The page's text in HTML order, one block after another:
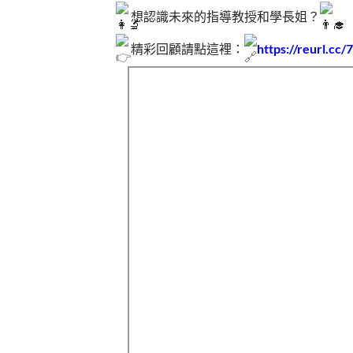
想認識未來的指導教授和學長姐？
精彩回顧請點這裡： https://reurl.cc/